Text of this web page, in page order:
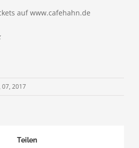
auf www.cafehahn.de
07, 2017
Teilen